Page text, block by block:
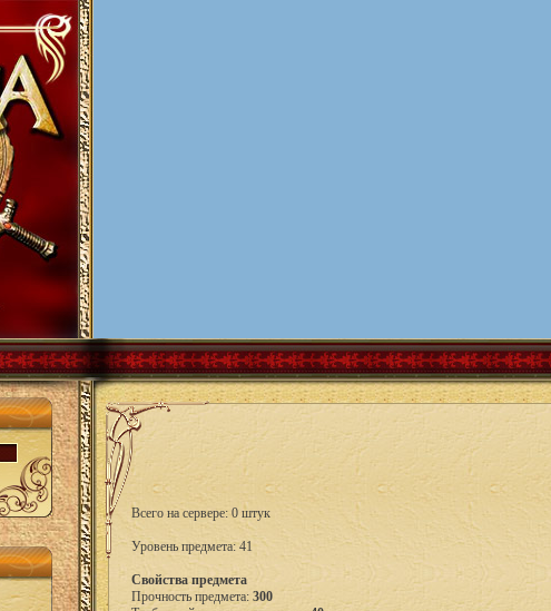
Всего на сервере: 0 штук
Уровень предмета: 41
Свойства предмета
Прочность предмета: 300